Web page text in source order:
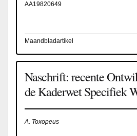
AA19820649
Maandbladartikel
Naschrift: recente
de Kaderwet Specifiek
A. Toxopeus